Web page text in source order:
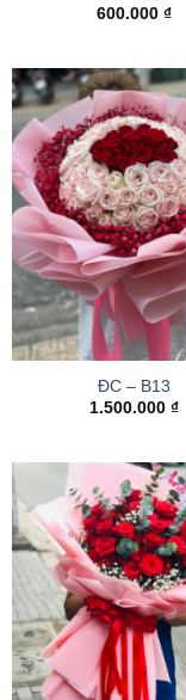
600.000 ₫
ĐC – B13
1.500.000 ₫